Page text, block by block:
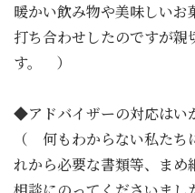
暖かい飲み物や美味しい
打ち合わせしたのですが
す。 ）
◆アドバイザーの対応は
（ 何もわからない私たち
れから必要な書類等、まめ